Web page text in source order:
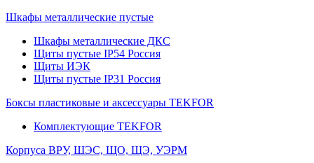
Шкафы металлические пустые
Шкафы металлические ДКС
Щиты пустые IP54 Россия
Щиты ИЭК
Щиты пустые IP31 Россия
Боксы пластиковые и аксессуары TEKFOR
Комплектующие TEKFOR
Корпуса ВРУ, ШЭС, ЩО, ЩЭ, УЭРМ